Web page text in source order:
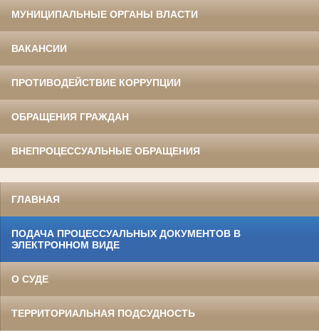
МУНИЦИПАЛЬНЫЕ ОРГАНЫ ВЛАСТИ
ВАКАНСИИ
ПРОТИВОДЕЙСТВИЕ КОРРУПЦИИ
ОБРАЩЕНИЯ ГРАЖДАН
ВНЕПРОЦЕССУАЛЬНЫЕ ОБРАЩЕНИЯ
ГЛАВНАЯ
ПОДАЧА ПРОЦЕССУАЛЬНЫХ ДОКУМЕНТОВ В
ЭЛЕКТРОННОМ ВИДЕ
О СУДЕ
ТЕРРИТОРИАЛЬНАЯ ПОДСУДНОСТЬ